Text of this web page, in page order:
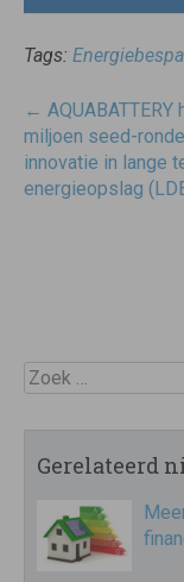
Tags:
Post
navigatie
← AQUABATTERY
miljoen seed-
innovatie in lange
energieopslag
Zoek
Gerelateerd